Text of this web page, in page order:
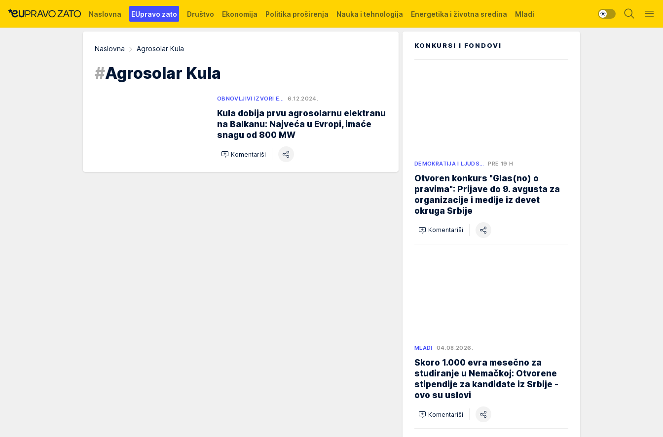
Naslovna EUpravo zato Društvo Ekonomija Politika proširenja Nauka i tehnologija Energetika i životna sredina Mladi
Naslovna
Agrosolar Kula
#Agrosolar Kula
OBNOVLJIVI IZVORI E… 6.12.2024.
Kula dobija prvu agrosolarnu elektranu
na Balkanu: Najveća u Evropi, imaće
snagu od 800 MW
Komentariši
KONKURSI I FONDOVI
DEMOKRATIJA I LJUDS… PRE 19 H
Otvoren konkurs "Glas(no) o
pravima": Prijave do 9. avgusta za
organizacije i medije iz devet
okruga Srbije
Komentariši
MLADI 04.08.2026.
Skoro 1.000 evra mesečno za
studiranje u Nemačkoj: Otvorene
stipendije za kandidate iz Srbije -
ovo su uslovi
Komentariši